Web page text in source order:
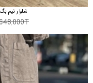
شلوار نیم